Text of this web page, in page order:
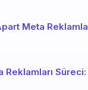
Meta
Süreci: